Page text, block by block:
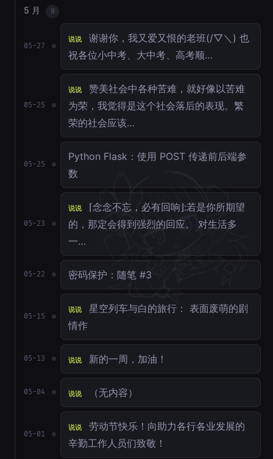
5 月 9
05-27
说说
谢谢你，我又爱又恨的老班(/▽＼) 也
祝各位小中考、大中考、高考顺…
05-25
说说
赞美社会中各种苦难，就好像以苦难
为荣，我觉得是这个社会落后的表现。繁
荣的社会应该…
05-25
Python Flask：使用 POST 传递前后端参
数
05-23
说说
⌈念念不忘，必有回响⌋:若是你所期望
的，那定会得到强烈的回应。 对生活多
一…
05-22 密码保护：随笔 #3
05-15
说说
星空列车与白的旅行： 表面废萌的剧
情作
05-13 说说 新的一周，加油！
05-04 说说 （无内容）
05-01
说说
劳动节快乐！向助力各行各业发展的
辛勤工作人员们致敬！